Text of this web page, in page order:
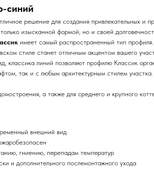
синий
решение для создания привлекательных и
изысканной формой, но и своей
имеет самый распространенный тип профиля.
стиле станет отличным акцентом вашего
классика линий позволяют профилю Классик
так и с любым архитектурным стилем участка.
а также для среднего и крупного
внешний вид
гниению, перепадам температур
и дополнительного послемонтажного ухода